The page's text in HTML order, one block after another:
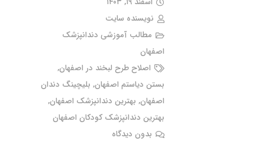
نویسنده سایت
مطالب آموزشی دندانپزشک
اصفهان
اصلاح طرح لبخند در اصفهان,
بستن دیاستم اصفهان, بلیچینگ دندان
اصفهان, بهترین دندانپزشک اصفهان,
بهترین دندانپزشک کودکان اصفهان
بدون دیدگاه